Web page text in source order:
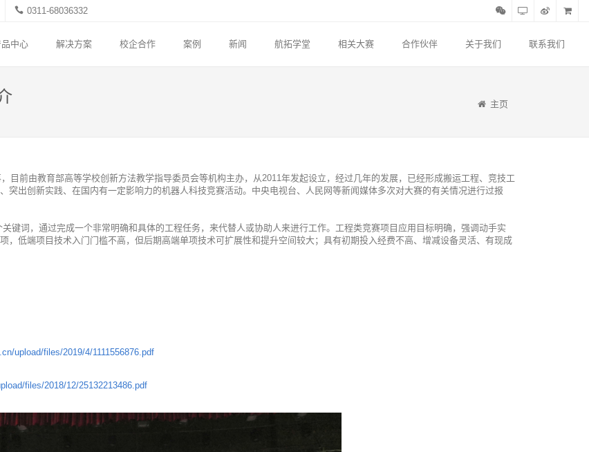
0311-68036332
品中心 解决方案 校企合作 案例 新闻 航拓学堂 相关大赛 合作伙伴 关于我们 联系我们
主页
前由教育部高等学校创新方法教学指导委员会等机构主办，从2011年发起设立，经过几年的发展，已经形成搬运工程、竞技工
突出创新实践、在国内有一定影响力的机器人科技竞赛活动。中央电视台、人民网等新闻媒体多次对大赛的有关情况进行过报
键词，通过完成一个非常明确和具体的工程任务，来代替人或协助人来进行工作。工程类竞赛项目应用目标明确，强调动手实
，低端项目技术入门门槛不高，但后期高端单项技术可扩展性和提升空间较大；具有初期投入经费不高、增减设备灵活、有现成
upload/files/2019/4/1111556876.pdf
files/2018/12/25132213486.pdf